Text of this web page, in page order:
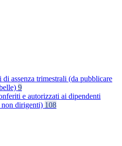
di assenza trimestrali (da pubblicare
9
e autorizzati ai dipendenti
dirigenti) 108